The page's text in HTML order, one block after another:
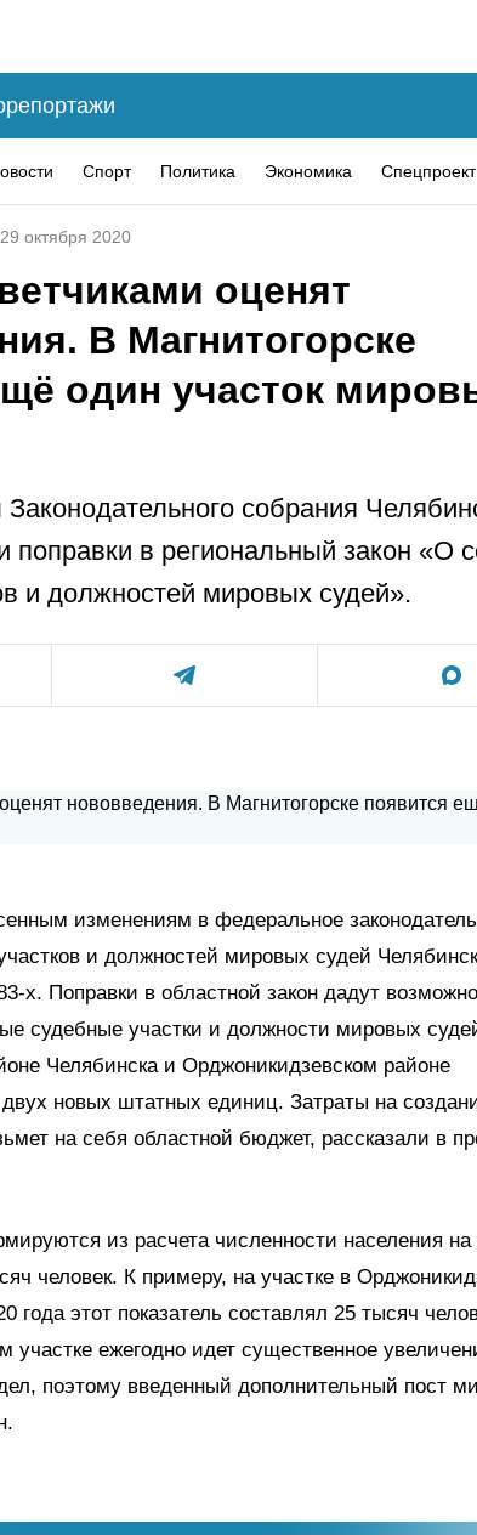
Спорт Политика Экономика Спецпроект
29 октября 2020
оценят
В Магнитогорске
один участок
собрания
поправки в региональный закон «О
и должностей мировых судей».
изменениям в федеральное
и должностей мировых судей
х. Поправки в областной закон дадут
судебные участки и должности мировых
Челябинска и Орджоникидзевском районе
двух новых штатных единиц. Затраты на
на себя областной бюджет, рассказали в
из расчета численности населения
человек. К примеру, на участке в
года этот показатель составлял 25 тысяч
участке ежегодно идет существенное
поэтому введенный дополнительный пост